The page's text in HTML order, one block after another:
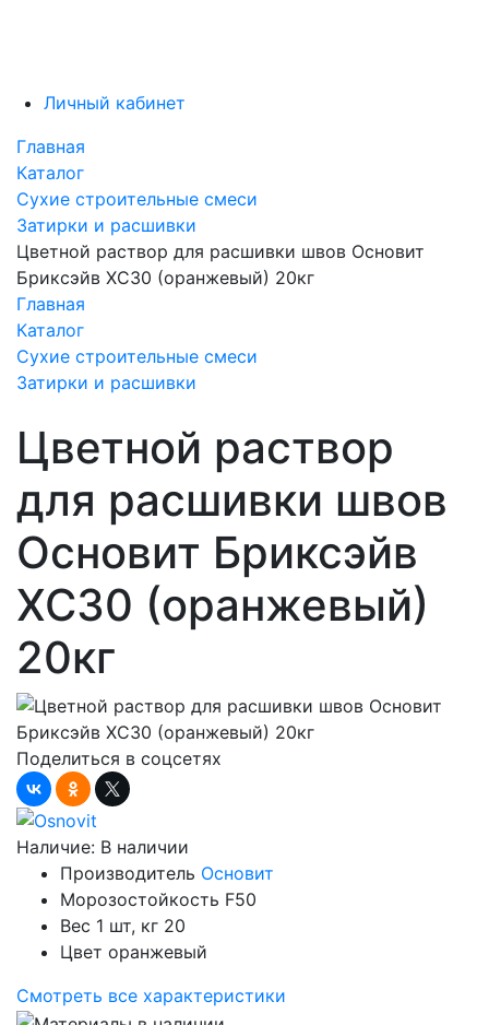
Личный кабинет
Главная
Каталог
Сухие строительные смеси
Затирки и расшивки
Цветной раствор для расшивки швов Основит
Бриксэйв XC30 (оранжевый) 20кг
Главная
Каталог
Сухие строительные смеси
Затирки и расшивки
Цветной раствор
для расшивки швов
Основит Бриксэйв
XC30 (оранжевый)
20кг
Поделиться в соцсетях
Наличие: В наличии
Производитель Основит
Морозостойкость F50
Вес 1 шт, кг 20
Цвет оранжевый
Смотреть все характеристики